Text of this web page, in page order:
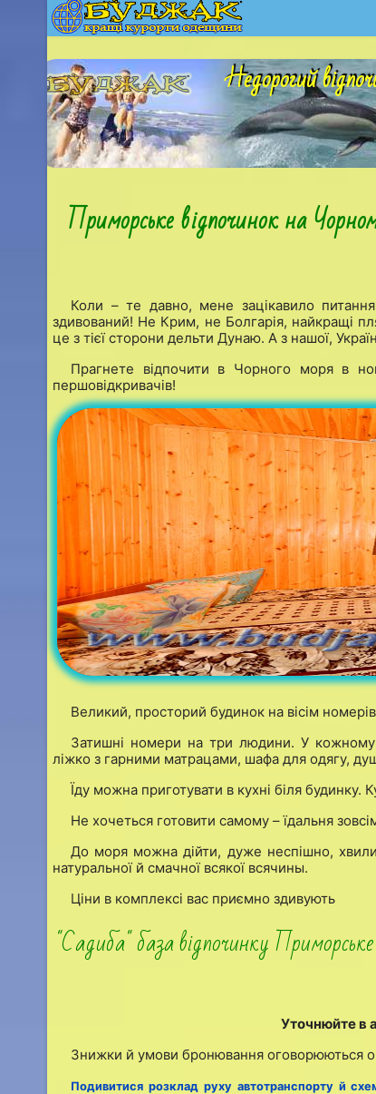
Недорогий
Приморське відпочинок на
Коли – те давно, мене зацікавило
здивований! Не Крим, не Болгарія, найкращі
це з тієї сторони дельти Дунаю. А з нашої,
Прагнете відпочити в Чорного моря в
першовідкривачів!
Великий, просторий будинок на вісім
Затишні номери на три людини. У кожному
ліжко з гарними матрацами, шафа для одягу,
Їду можна приготувати в кухні біля будинку.
Не хочеться готовити самому – їдальня
До моря можна дійти, дуже неспішно,
натуральної й смачної всякої всячины.
Ціни в комплексі вас приємно здивують
"Садиба" база відпочинку
Уточнюйте в
Знижки й умови бронювання оговорюються
Подивитися розклад руху автотранспорту й